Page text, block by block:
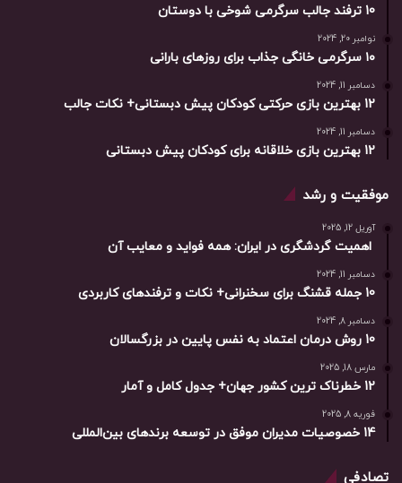
10 ترفند جالب سرگرمی شوخی با دوستان
نوامبر 20, 2024
۱۰ سرگرمی خانگی جذاب برای روزهای بارانی
دسامبر 11, 2024
12 بهترین بازی حرکتی کودکان پیش دبستانی+ نکات جالب
دسامبر 11, 2024
12 بهترین بازی خلاقانه برای کودکان پیش دبستانی
موفقیت و رشد
آوریل 12, 2025
اهمیت گردشگری در ایران: همه فواید و معایب آن
دسامبر 11, 2024
10 جمله قشنگ برای سخنرانی+ نکات و ترفندهای کاربردی
دسامبر 8, 2024
10 روش درمان اعتماد به نفس پایین در بزرگسالان
مارس 18, 2025
12 خطرناک ترین کشور جهان+ جدول کامل و آمار
فوریه 8, 2025
14 خصوصیات مدیران موفق در توسعه برندهای بین‌المللی
تصادفی